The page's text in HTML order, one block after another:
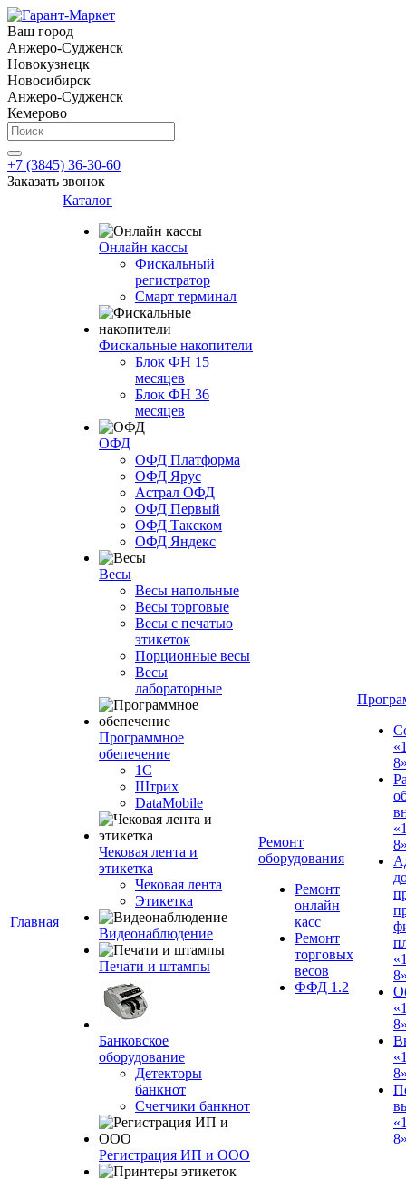
Ваш город
Анжеро-Судженск
Новокузнецк
Новосибирск
Анжеро-Судженск
Кемерово
+7 (3845) 36-30-60
Заказать звонок
Главная
Каталог
Онлайн кассы
Фискальный
регистратор
Смарт терминал
Фискальные накопители
Блок ФН 15
месяцев
Блок ФН 36
месяцев
ОФД
ОФД Платформа
ОФД Ярус
Астрал ОФД
ОФД Первый
ОФД Такском
ОФД Яндекс
Весы
Весы напольные
Весы торговые
Весы с печатью
этикеток
Порционные весы
Весы
лабораторные
Программное
обепечение
1С
Штрих
DataMobile
Чековая лента и
этикетка
Чековая лента
Этикетка
Видеонаблюдение
Печати и штампы
Банковское
оборудование
Детекторы
банкнот
Счетчики банкнот
Регистрация ИП и ООО
Ремонт
оборудования
Ремонт
онлайн
касс
Ремонт
торговых
весов
ФФД 1.2